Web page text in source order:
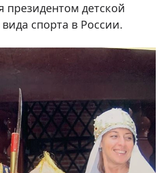
президентом детской
спорта в России.